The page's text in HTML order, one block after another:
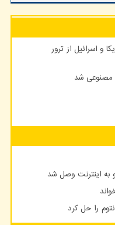
و اسرائیل از ترور
به اینترنت وصل شد